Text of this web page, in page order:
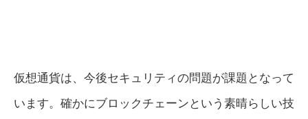
仮想通貨は、今後セキュリティの問題が課題となって
います。確かにブロックチェーンという素晴らしい技